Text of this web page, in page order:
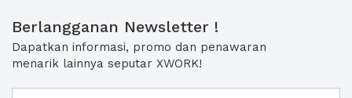
Berlangganan Newsletter !
Dapatkan informasi, promo dan penawaran
menarik lainnya seputar XWORK!